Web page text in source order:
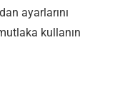
ayarlarını
kullanın